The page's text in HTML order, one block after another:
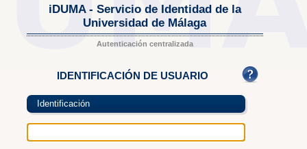
iDUMA - Servicio de Identidad de la
Universidad de Málaga
Autenticación centralizada
IDENTIFICACIÓN DE USUARIO
Identificación